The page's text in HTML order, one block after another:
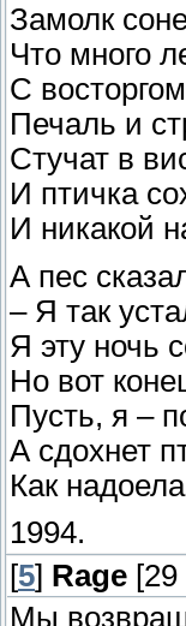
Замолк
Что много
С
Печаль и
Стучат в
И птичка
И никакой
А пес
– Я так
Я эту ночь
Но вот
Пусть, я –
А сдохнет
Как
1994.
[5] Rage
Мы